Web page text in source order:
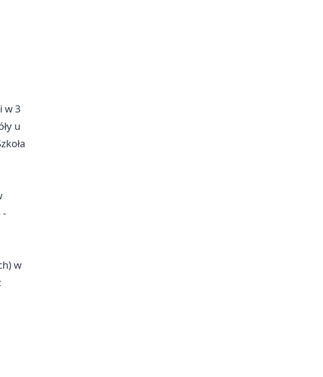
w 3
u
-
w